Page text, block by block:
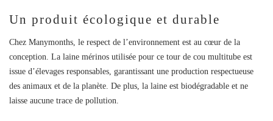
Un produit écologique et durable
Chez Manymonths, le respect de l’environnement est au cœur de la
conception. La laine mérinos utilisée pour ce tour de cou multitube est
issue d’élevages responsables, garantissant une production respectueuse
des animaux et de la planète. De plus, la laine est biodégradable et ne
laisse aucune trace de pollution.
Créer une liste d'envies